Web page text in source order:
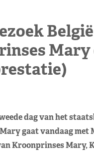
Mary
dag van het
gaat vandaag met
Kroonprinses Mary,